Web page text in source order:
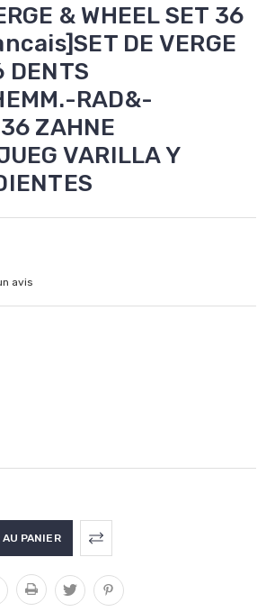
& WHEEL SET 36
DE VERGE
DENTS
RAD&-
ZAHNE
VARILLA Y
avis